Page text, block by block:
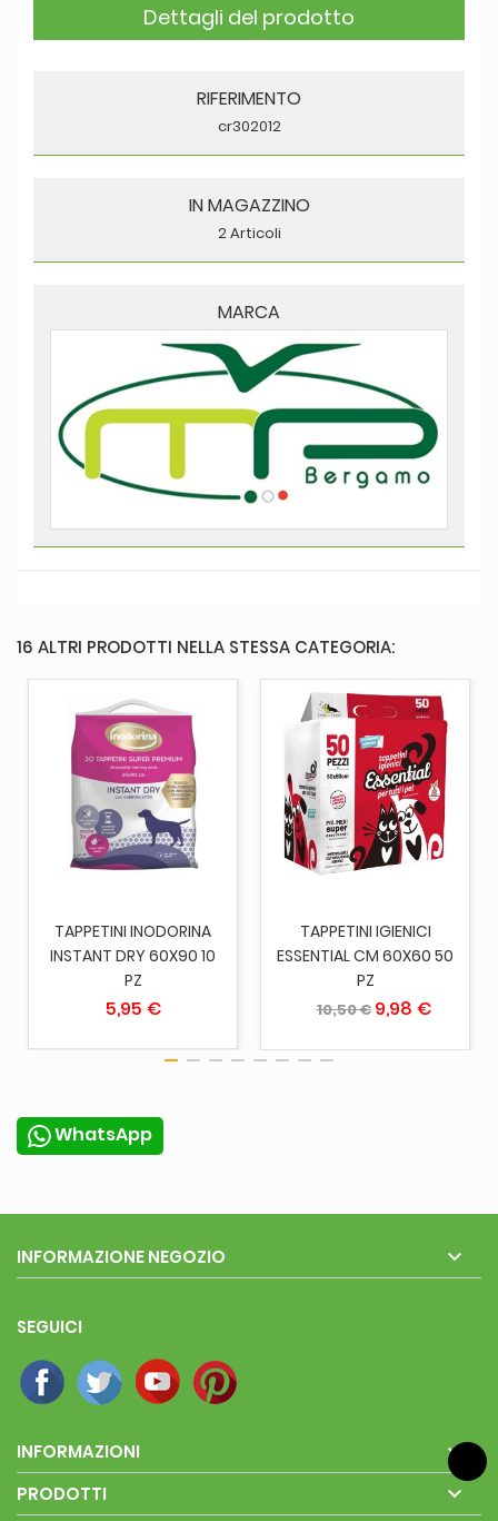
Dettagli del prodotto
RIFERIMENTO
cr302012
IN MAGAZZINO
2 Articoli
MARCA
16 ALTRI PRODOTTI NELLA STESSA CATEGORIA:
TAPPETINI INODORINA
INSTANT DRY 60X90 10
PZ
5,95 €
TAPPETINI IGIENICI
ESSENTIAL CM 60X60 50
PZ
10,50 € 9,98 €
WhatsApp
INFORMAZIONE NEGOZIO 
SEGUICI
INFORMAZIONI 
PRODOTTI 